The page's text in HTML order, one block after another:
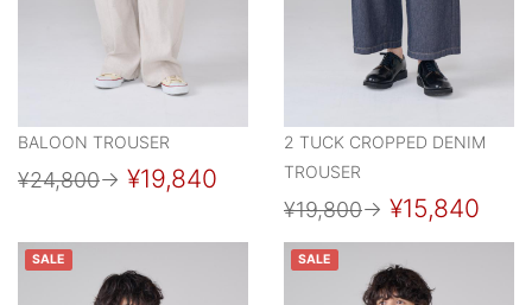
BALOON TROUSER
¥24,800→ ¥19,840
2 TUCK CROPPED DENIM
TROUSER
¥19,800→ ¥15,840
SALE SALE